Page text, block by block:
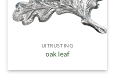
UITRUSTING
oak leaf